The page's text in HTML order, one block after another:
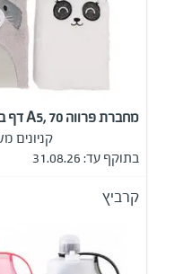
מחברת פרווה A5, 70 דף ב-10 ₪ במקום 39.90 ₪
קניונים
בתוקף עד: 31.08.26
קרביץ